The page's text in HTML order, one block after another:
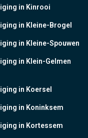
in Kinrooi
in Kleine-Brogel
in Kleine-Spouwen
in Klein-Gelmen
in Koersel
in Koninksem
in Kortessem